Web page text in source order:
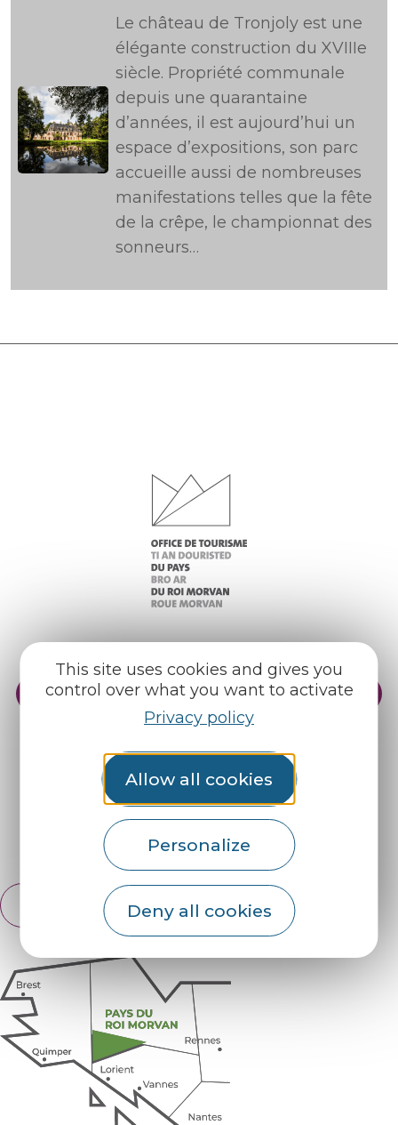
This site uses cookies and gives you
control over what you want to activate
Privacy policy
Allow all cookies
Personalize
Deny all cookies
Le château de Tronjoly est une
élégante construction du XVIIIe
siècle. Propriété communale
depuis une quarantaine
d’années, il est aujourd’hui un
espace d’expositions, son parc
accueille aussi de nombreuses
manifestations telles que la fête
de la crêpe, le championnat des
sonneurs…
Practical info
Our reception areas
Our brochures
Weather
Find us on :
Espace pro Partners
English
Français